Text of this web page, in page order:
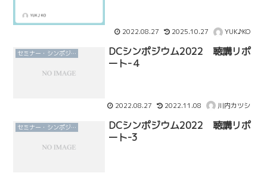
2022.08.27 2025.10.27 YUK♪KO
セミナー・シンポジウム
DCシンポジウム2022 聴講リポ
ート-４
2022.08.27 2022.11.08 川内カツシ
セミナー・シンポジウム
DCシンポジウム2022 聴講リポ
ート-3